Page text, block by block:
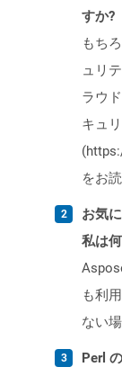
すか?
もち
ュリ
ラウ
キュ
をお
お気
私は
も利
ない
Perl